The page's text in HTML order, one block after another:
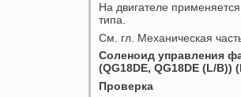
На двигателе
типа.
См. гл. Механическая
Соленоид управления
(QG18DE, QG18DE (L/В))
Проверка